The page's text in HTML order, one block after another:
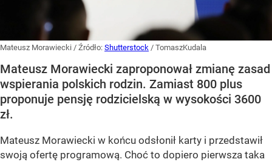
Mateusz Morawiecki / Źródło: Shutterstock / TomaszKudala
Mateusz Morawiecki zaproponował zmianę zasad
wspierania polskich rodzin. Zamiast 800 plus
proponuje pensję rodzicielską w wysokości 3600
zł.
Mateusz Morawiecki w końcu odsłonił karty i przedstawił
swoją ofertę programową. Choć to dopiero pierwsza taka